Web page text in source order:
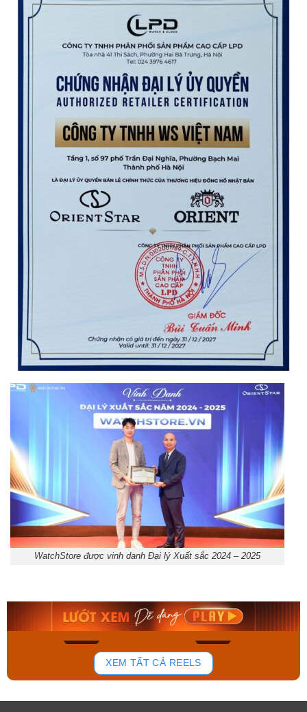
WatchStore được vinh danh Đại lý Xuất sắc 2024 – 2025
150
Mua ngay Mua ngay
XEM TẤT CẢ REELS